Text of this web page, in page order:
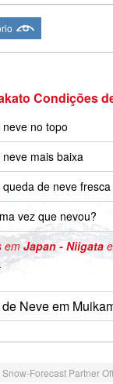
Condições
no topo
mais baixa
de neve fresca
vez que nevou?
emJapan - Niigata
Neve em
Snow-Forecast Partner